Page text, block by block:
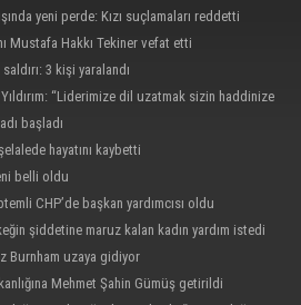
yeni perde: Kızı suçlamaları reddetti
Mustafa Hakkı Tekiner vefat etti
3 kişi yaralandı
“Liderimize dil uzatmak sizin haddinize
başladı
hayatını kaybetti
belli oldu
CHP’de başkan yardımcısı oldu
şiddetine maruz kalan kadın yardım istedi
Burnham uzaya gidiyor
Mehmet Şahin Gümüş getirildi